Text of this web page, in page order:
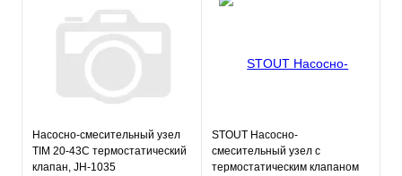
Насосно-смесительный узел
TIM 20-43С термостатический
клапан, JH-1035
STOUT Насосно-
смесительный узел с
термостатическим клапаном